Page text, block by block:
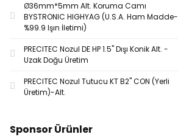
Ø36mm*5mm Alt. Koruma Camı
BYSTRONIC HIGHYAG (U.S.A. Ham Madde-
%99.9 Işın İletimi)
PRECITEC Nozul DE HP 1.5'' Dışı Konik Alt. -
Uzak Doğu Üretim
PRECITEC Nozul Tutucu KT B2'' CON (Yerli
Üretim)-Alt.
Sponsor Ürünler